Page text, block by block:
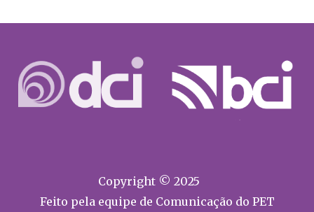
Copyright © 2025
Feito pela equipe de Comunicação do PET